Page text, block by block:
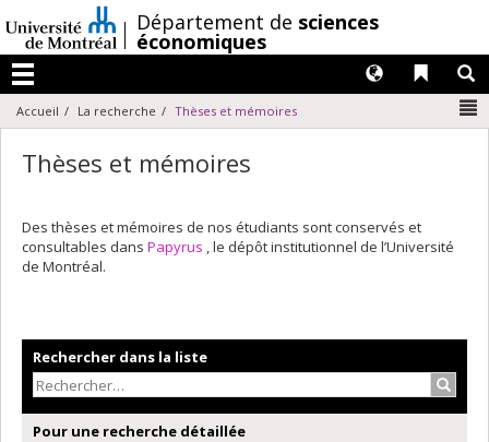
au
contenu
/Département de sciences
économiques
Menu
Liens
Langues
Accueil La recherche Thèses et mémoires
Thèses et mémoires
Des thèses et mémoires de nos étudiants sont conservés et
consultables dans Papyrus , le dépôt institutionnel de l’Université
de Montréal.
Rechercher dans la liste
Pour une recherche détaillée